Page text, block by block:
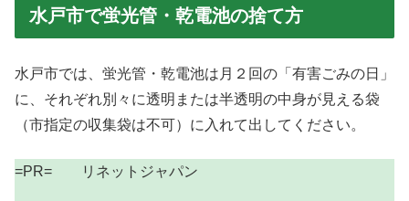
水戸市で蛍光管・乾電池の捨て方
水戸市では、蛍光管・乾電池は月２回の「有害ごみの日」
に、それぞれ別々に透明または半透明の中身が見える袋
（市指定の収集袋は不可）に入れて出してください。
=PR= リネットジャパン